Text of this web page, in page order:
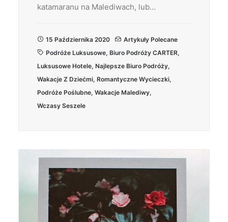
katamaranu na Malediwach, lub…
15 Października 2020
Artykuły Polecane
Podróże Luksusowe, Biuro Podróży CARTER,
Luksusowe Hotele, Najlepsze Biuro Podróży,
Wakacje Z Dziećmi, Romantyczne Wycieczki,
Podróże Poślubne, Wakacje Malediwy,
Wczasy Seszele